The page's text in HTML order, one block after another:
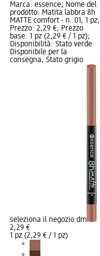
Marca: essence; Nome del
prodotto: Matita labbra 8h
MATTE comfort - n. 01, 1 pz;
Prezzo: 2,29 €; Prezzo
base: 1 pz (2,29 € / 1 pz);
Disponibilità: Stato verde
Disponibile per la
consegna, Stato grigio
seleziona il negozio dm
2,29 €
1 pz (2,29 € / 1 pz)